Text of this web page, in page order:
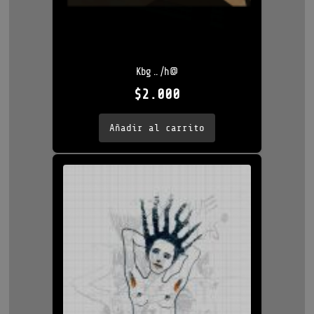
Kbg .. /h@
$2.000
Añadir al carrito